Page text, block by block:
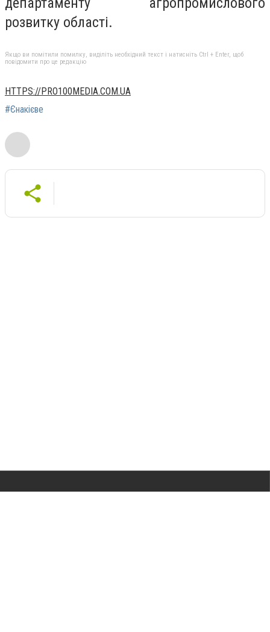
розвитку області.
Якщо ви помітили помилку, виділіть необхідний текст і натисніть Ctrl + Enter, щоб
повідомити про це редакцію
HTTPS://PRO100MEDIA.COM.UA
#Єнакієве